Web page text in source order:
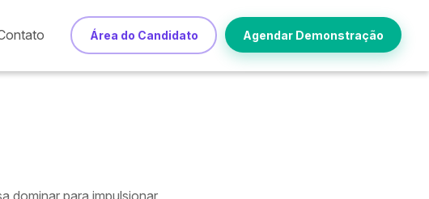
Área do Candidato Agendar Demonstração
dominar para impulsionar